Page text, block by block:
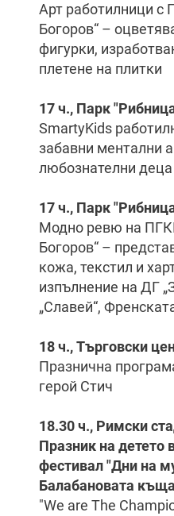
Арт работилници с
Богоров“ –
фигурки,
плетене на плитки
17 ч., Парк
SmartyKids
забавни ментални
любознателни деца
17 ч., Парк
Модно ревю на
Богоров“ –
кожа, текстил и
изпълнение на ДГ
„Славей“,
18 ч., Търговски
Празнична
герой Стич
18.30 ч., Римски
Празник на детето
фестивал "Дни на
Балабановата
"We are The